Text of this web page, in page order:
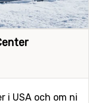
i USA och om ni